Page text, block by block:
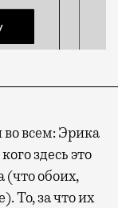
всем: Эрика
здесь это
(что обоих,
То, за что их